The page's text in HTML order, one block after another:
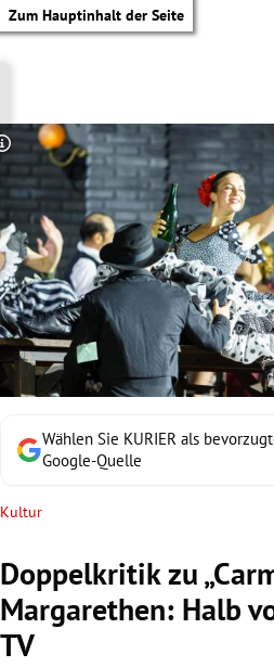
Zum Hauptinhalt der Seite
Untermenü
Untermenü
Untermenü
Untermenü
Wählen Sie KURIER als
Google-Quelle
Kultur
Doppelkritik zu
Margarethen: Halb
TV
Copyright-Hinweis öffnen/schließen